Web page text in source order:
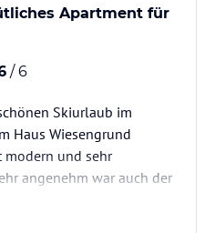
Apartment für
/ 6
Skiurlaub im
Haus Wiesengrund
modern und sehr
angenehm war auch der
eingerichteten Spa-